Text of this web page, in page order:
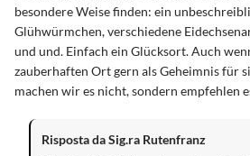
besondere Weise finden: ein
Glühwürmchen, verschiedene
und und. Einfach ein Glücksort. Auch
zauberhaften Ort gern als Geheimnis für
machen wir es nicht, sondern empfehlen
Risposta da Sig.ra Rutenfranz